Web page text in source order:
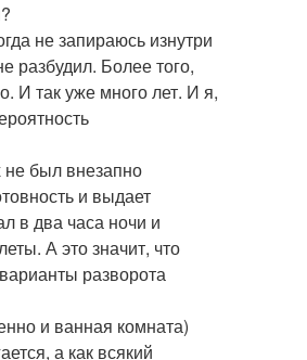
не запираюсь изнутри
разбудил. Более того,
И так уже много лет. И я,
не был внезапно
и выдает
в два часа ночи и
А это значит, что
разворота
и ванная комната)
а как всякий